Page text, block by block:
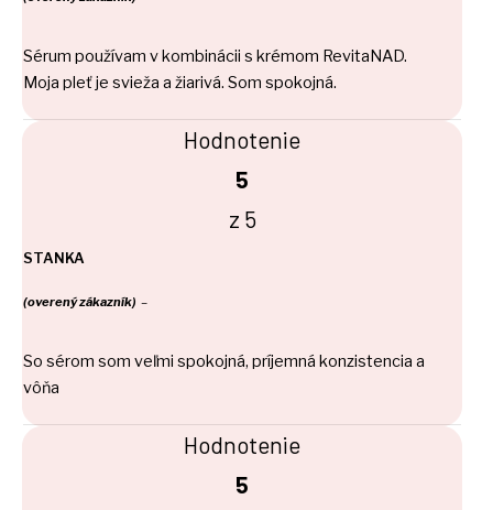
Sérum používam v kombinácii s krémom RevitaNAD.
Moja pleť je svieža a žiarivá. Som spokojná.
Hodnotenie
5
z 5
STANKA
(overený zákazník) –
So sérom som veľmi spokojná, príjemná konzistencia a
vôňa
Hodnotenie
5